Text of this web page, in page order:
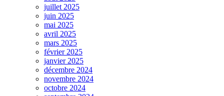
juillet 2025
juin 2025
mai 2025
avril 2025
mars 2025
février 2025
janvier 2025
décembre 2024
novembre 2024
octobre 2024